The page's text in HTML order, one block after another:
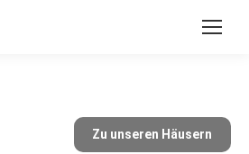
Zu unseren Häusern